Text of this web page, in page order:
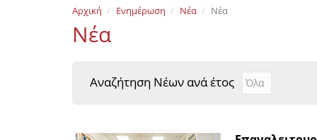
Αρχική Ενημέρωση Νέα Νέα
Νέα
Αναζήτηση Νέων ανά έτος Αναζήτηση
Year